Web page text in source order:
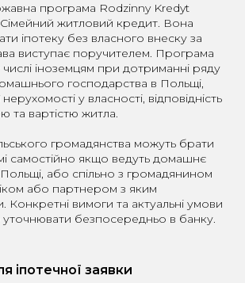
програма Rodzinny Kredyt
житловий кредит. Вона
іпотеку без власного внеску за
виступає поручителем. Програма
іноземцям при дотриманні ряду
господарства в Польщі,
нерухомості у власності, відповідність
та вартістю житла.
громадянства можуть брати
самостійно якщо ведуть домашнє
або спільно з громадянином
або партнером з яким
Конкретні вимоги та актуальні умови
безпосередньо в банку.
іпотечної заявки